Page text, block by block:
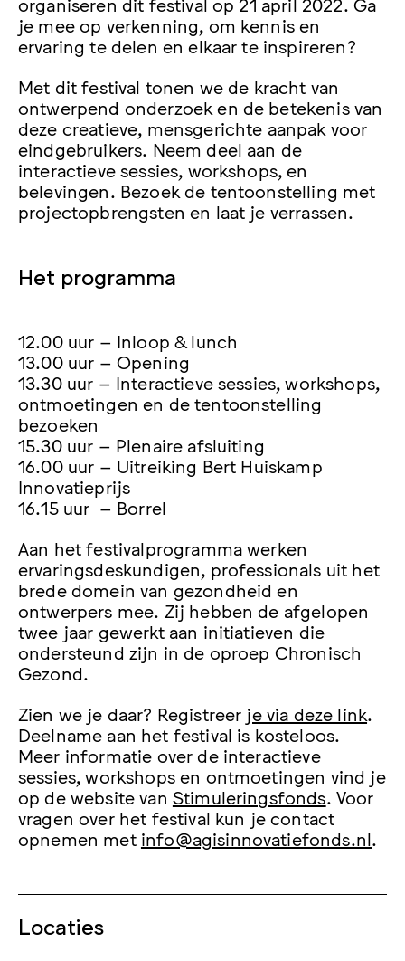
je mee op verkenning, om kennis en
ervaring te delen en elkaar te inspireren?
Met dit festival tonen we de kracht van
ontwerpend onderzoek en de betekenis van
deze creatieve, mensgerichte aanpak voor
eindgebruikers. Neem deel aan de
interactieve sessies, workshops, en
belevingen. Bezoek de tentoonstelling met
projectopbrengsten en laat je verrassen.
Het programma
12.00 uur – Inloop & lunch
13.00 uur – Opening
13.30 uur – Interactieve sessies, workshops,
ontmoetingen en de tentoonstelling
bezoeken
15.30 uur – Plenaire afsluiting
16.00 uur – Uitreiking Bert Huiskamp
Innovatieprijs
16.15 uur – Borrel
Aan het festivalprogramma werken
ervaringsdeskundigen, professionals uit het
brede domein van gezondheid en
ontwerpers mee. Zij hebben de afgelopen
twee jaar gewerkt aan initiatieven die
ondersteund zijn in de oproep Chronisch
Gezond.
Zien we je daar? Registreer je via deze link.
Deelname aan het festival is kosteloos.
Meer informatie over de interactieve
sessies, workshops en ontmoetingen vind je
op de website van Stimuleringsfonds. Voor
vragen over het festival kun je contact
opnemen met info@agisinnovatiefonds.nl.
Locaties